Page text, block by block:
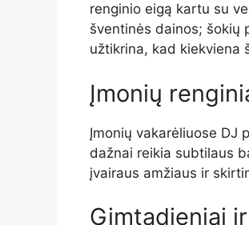
renginio eigą kartu su
šventinės dainos; šokių
užtikrina, kad kiekviena
Įmonių
Įmonių vakarėliuose DJ
dažnai reikia subtilaus
įvairaus amžiaus ir
Gimtadieniai